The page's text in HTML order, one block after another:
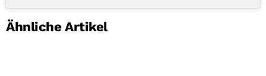
Ähnliche Artikel